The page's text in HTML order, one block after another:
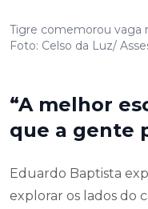
Tigre comemorou vaga
Foto: Celso da Luz/
“A melhor
que a gente
Eduardo Baptista
explorar os lados do